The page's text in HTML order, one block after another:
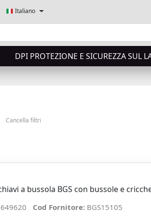
Italiano
DPI PROTEZIONE E SICUREZZA SUL
Cancella filtri
a bussola BGS con bussole e
Cod Fornitore: BGS15105